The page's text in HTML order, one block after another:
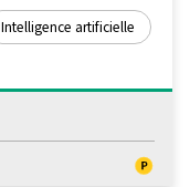
Intelligence artificielle